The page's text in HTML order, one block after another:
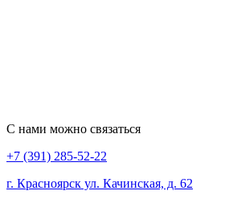
С нами можно связаться
+7 (391) 285-52-22
г. Красноярск ул. Качинская, д. 62